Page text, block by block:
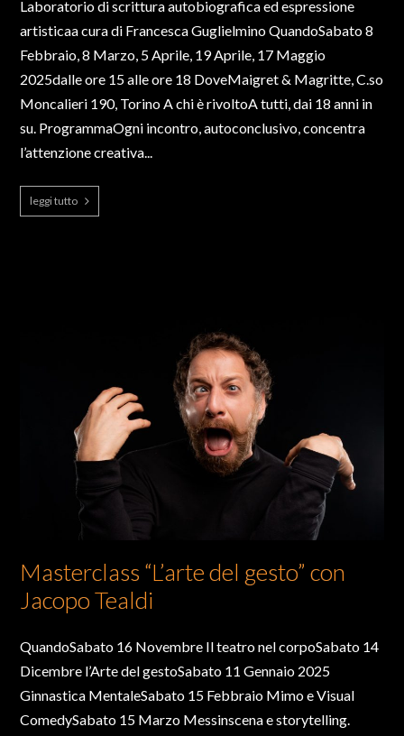
Laboratorio di scrittura autobiografica ed espressione
artisticaa cura di Francesca Guglielmino QuandoSabato 8
Febbraio, 8 Marzo, 5 Aprile, 19 Aprile, 17 Maggio
2025dalle ore 15 alle ore 18 DoveMaigret & Magritte, C.so
Moncalieri 190, Torino A chi è rivoltoA tutti, dai 18 anni in
su. ProgrammaOgni incontro, autoconclusivo, concentra
l’attenzione creativa...
leggi tutto
Masterclass “L’arte del gesto” con
Jacopo Tealdi
QuandoSabato 16 Novembre Il teatro nel corpoSabato 14
Dicembre l’Arte del gestoSabato 11 Gennaio 2025
Ginnastica MentaleSabato 15 Febbraio Mimo e Visual
ComedySabato 15 Marzo Messinscena e storytelling.